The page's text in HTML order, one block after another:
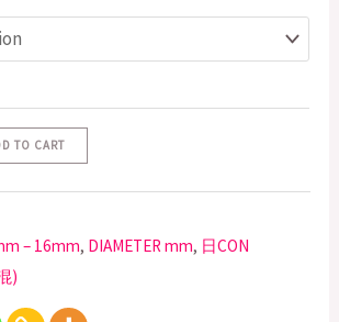
TO CART
– 16mm, DIAMETER mm, 日CON
)